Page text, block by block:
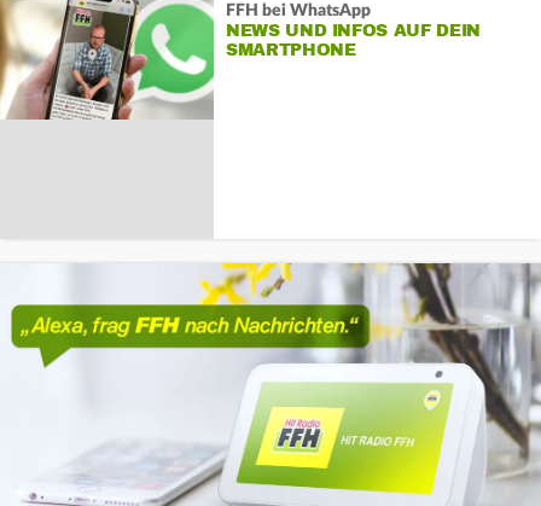
FFH bei WhatsApp
NEWS UND INFOS AUF DEIN
SMARTPHONE